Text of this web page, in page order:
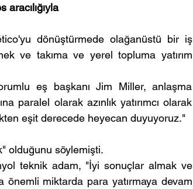
dönüştürmede olağanüstü bir iş
ve takıma ve yerel topluma yatırım
eş başkanı Jim Miller, anlaşma
paralel olarak azınlık yatırımcı olarak
eşit derecede heyecan duyuyoruz."
olduğunu söylemişti.
teknik adam, "İyi sonuçlar almak ve
önemli miktarda para yatırmaya devam